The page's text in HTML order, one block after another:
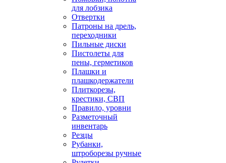
для лобзика
Отвертки
Патроны на дрель,
переходники
Пильные диски
Пистолеты для
пены, герметиков
Плашки и
плашкодержатели
Плиткорезы,
крестики, СВП
Правило, уровни
Разметочный
инвентарь
Резцы
Рубанки,
штроборезы ручные